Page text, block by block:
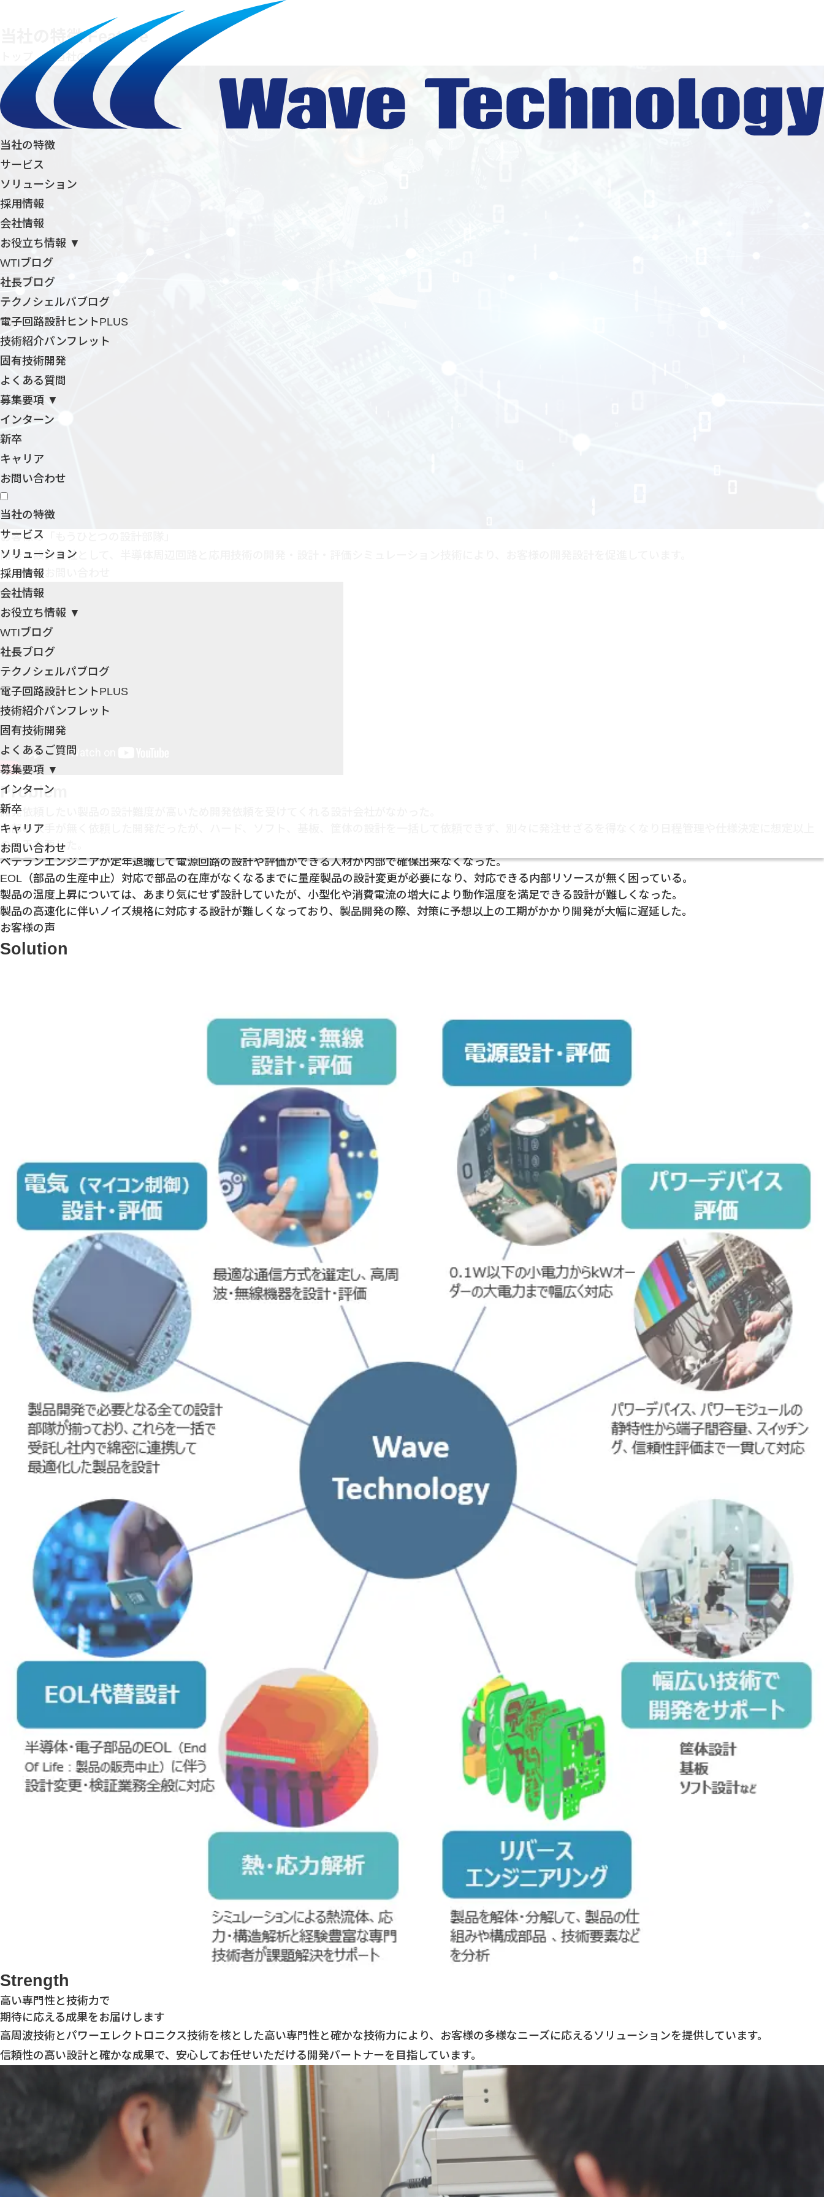
当社の特徴
サービス
ソリューション
採用情報
会社情報
お役立ち情報 ▼
WTIブログ
社長ブログ
テクノシェルパブログ
電子回路設計ヒントPLUS
技術紹介パンフレット
固有技術開発
よくある質問
募集要項 ▼
インターン
新卒
キャリア
お問い合わせ
当社の特徴
サービス
ソリューション
採用情報
会社情報
お役立ち情報 ▼
WTIブログ
社長ブログ
テクノシェルパブログ
電子回路設計ヒントPLUS
技術紹介パンフレット
固有技術開発
よくあるご質問
募集要項 ▼
インターン
新卒
キャリア
お問い合わせ
当社の特徴 Feature
/ 当社の特徴
お客様の「もうひとつの設計部隊」
開発・設計会社として、半導体周辺回路と応用技術の開発・設計・評価シミュレーション技術により、お客様の開発設計を促進しています。
ご相談・お問い合わせ
Problem
開発依頼したい製品の設計難度が高いため開発依頼を受けてくれる設計会社がなかった。
内部の人手が無く依頼した開発だったが、ハード、ソフト、基板、筐体の設計を一括して依頼できず、別々に発注せざるを得なくなり日程管理や仕様決定に想定以上
の人手を要した。
ベテランエンジニアが定年退職して電源回路の設計や評価ができる人材が内部で確保出来なくなった。
EOL（部品の生産中止）対応で部品の在庫がなくなるまでに量産製品の設計変更が必要になり、対応できる内部リソースが無く困っている。
製品の温度上昇については、あまり気にせず設計していたが、小型化や消費電流の増大により動作温度を満足できる設計が難しくなった。
製品の高速化に伴いノイズ規格に対応する設計が難しくなっており、製品開発の際、対策に予想以上の工期がかかり開発が大幅に遅延した。
お客様の声
Solution
Strength
高い専門性と技術力で
期待に応える成果をお届けします
高周波技術とパワーエレクトロニクス技術を核とした高い専門性と確かな技術力により、お客様の多様なニーズに応えるソリューションを提供しています。
信頼性の高い設計と確かな成果で、安心してお任せいただける開発パートナーを目指しています。